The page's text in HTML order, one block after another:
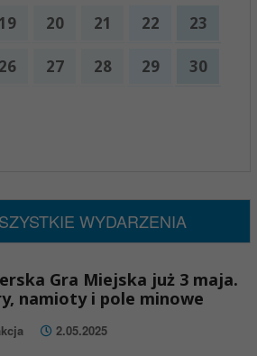
19 20 21 22 23
26 27 28 29 30
WYDARZENIA
Gra Miejska już 3 maja.
namioty i pole minowe
2.05.2025